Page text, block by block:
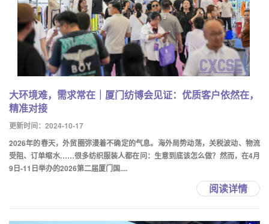
大环境难，需求常在｜厦门纺博会见证：优质客户依然在，
精准对接
更新时间：2024-10-17
2026年的春天，外贸圈弥漫着不确定的气息。海外局势动荡，关税波动、物流
受阻、订单缩水……很多纺织服装人都在问：生意到底该怎么做？然而，在4月
9日-11日举办的2026第二届厦门国....
阅读详情